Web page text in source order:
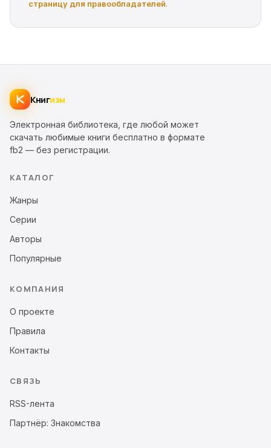
страницу для правообладателей.
Книгизм
Электронная библиотека, где любой может
скачать любимые книги бесплатно в формате
fb2 — без регистрации.
КАТАЛОГ
Жанры
Серии
Авторы
Популярные
КОМПАНИЯ
О проекте
Правила
Контакты
СВЯЗЬ
RSS-лента
Партнёр: Знакомства